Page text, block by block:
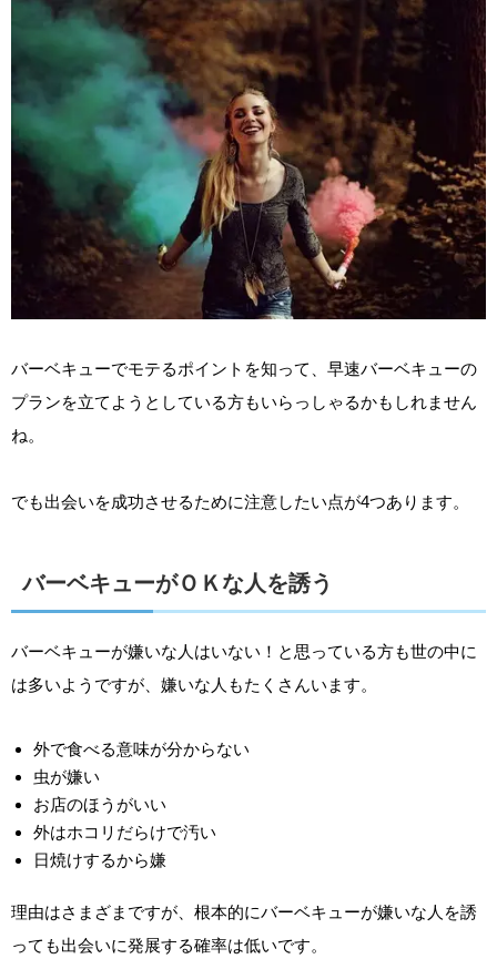
バーベキューでモテるポイントを知って、早速バーベキューの
プランを立てようとしている方もいらっしゃるかもしれません
ね。
でも出会いを成功させるために注意したい点が4つあります。
バーベキューがＯＫな人を誘う
バーベキューが嫌いな人はいない！と思っている方も世の中に
は多いようですが、嫌いな人もたくさんいます。
外で食べる意味が分からない
虫が嫌い
お店のほうがいい
外はホコリだらけで汚い
日焼けするから嫌
理由はさまざまですが、根本的にバーベキューが嫌いな人を誘
っても出会いに発展する確率は低いです。